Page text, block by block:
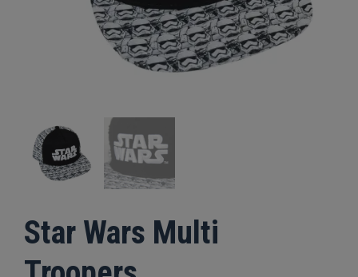
Star Wars Multi